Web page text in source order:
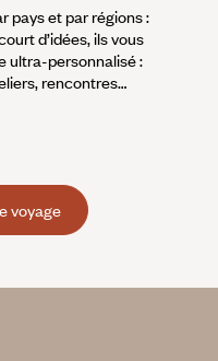
pays et par régions :
d’idées, ils vous
ultra-personnalisé :
rencontres…
voyage